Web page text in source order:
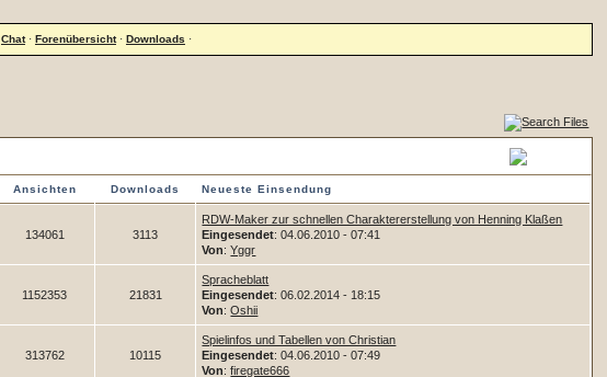
Chat· Forenübersicht· Downloads ·
Ansichten Downloads Neueste Einsendung
134061 3113
RDW-Maker zur schnellen Charaktererstellung von Henning Klaßen
Eingesendet: 04.06.2010 - 07:41
Von:Yggr
1152353 21831
Spracheblatt
Eingesendet: 06.02.2014 - 18:15
Von:Oshii
313762 10115
Spielinfos und Tabellen von Christian
Eingesendet: 04.06.2010 - 07:49
Von:firegate666